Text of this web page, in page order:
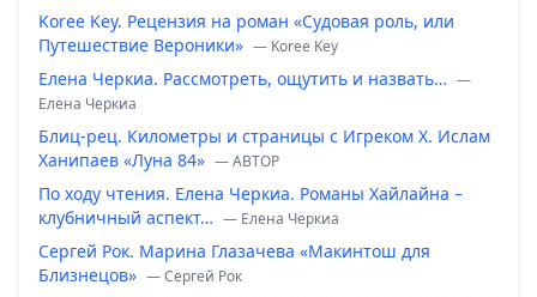
Koree Key. Рецензия на роман «Судовая роль, или
Путешествие Вероники» — Koree Key
Елена Черкиа. Рассмотреть, ощутить и назвать… —
Елена Черкиа
Блиц-рец. Километры и страницы с Игреком Х. Ислам
Ханипаев «Луна 84» — ABTOP
По ходу чтения. Елена Черкиа. Романы Хайлайна –
клубничный аспект… — Елена Черкиа
Сергей Рок. Марина Глазачева «Макинтош для
Близнецов» — Сергей Рок